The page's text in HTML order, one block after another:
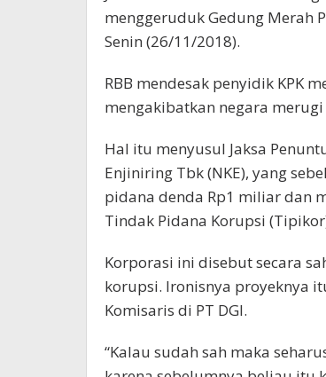
menggeruduk Gedung Merah
Senin (26/11/2018).
RBB mendesak penyidik KPK
mengakibatkan negara
Hal itu menyusul Jaksa
Enjiniring Tbk (NKE), yang
pidana denda Rp1 miliar dan
Tindak Pidana Korupsi
Korporasi ini disebut secara
korupsi. Ironisnya proyeknya
Komisaris di PT DGI.
“Kalau sudah sah maka